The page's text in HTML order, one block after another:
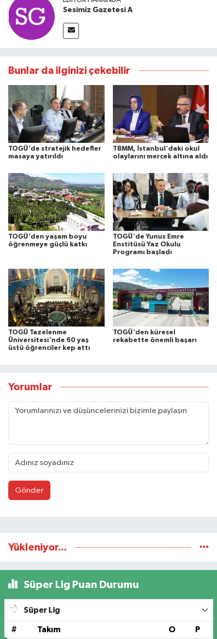
Sesimiz Gazetesi A
Bunlar da ilginizi çekebilir
TOGÜ'de stratejik hedefler
masaya yatırıldı
TBMM, İstanbul'daki okul
olaylarını mercek altına aldı
TOGÜ'den yaşam boyu
öğrenmeye güçlü katkı
TOGÜ'de Yunus Emre
Enstitüsü Yaz Okulu
Programı başladı
TOGÜ Tazelenme
Üniversitesi'nde 60 yaş
üstü öğrenciler kep attı
TOGÜ'den küresel
rekabette önemli başarı
Yorumlar
Gönder
Yükleniyor...
Süper Lig Puan Durumu
Süper Lig
# Takım O P